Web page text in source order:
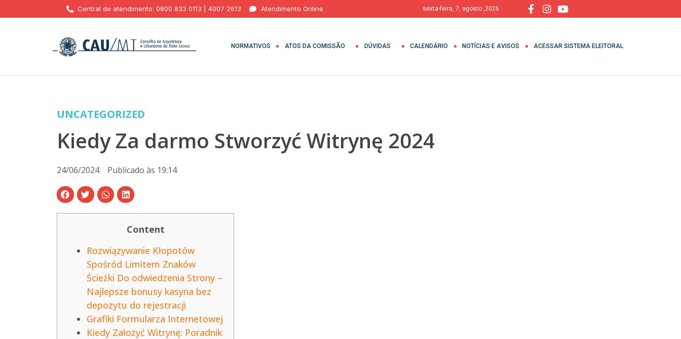
Central de atendimento: 0800 833 0113 | 4007 2613 Atendimento Online sexta-feira, 7, agosto ,2026
NORMATIVOS ATOS DA COMISSÃO DÚVIDAS CALENDÁRIO NOTÍCIAS E AVISOS ACESSAR SISTEMA ELEITORAL
UNCATEGORIZED
Kiedy Za darmo Stworzyć Witrynę 2024
24/06/2024 Publicado às 19:14
Content
Rozwiązywanie Kłopotów
Spośród Limitem Znaków
Ścieżki Do odwiedzenia Strony –
Najlepsze bonusy kasyna bez
depozytu do rejestracji
Grafiki Formularza Internetowej
Kiedy Założyć Witrynę: Poradnik